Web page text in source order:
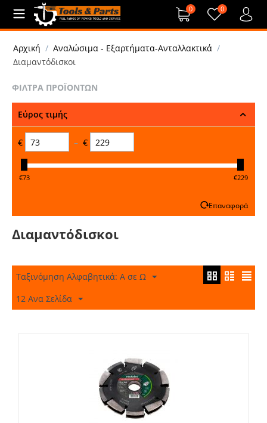
0 0
Αρχική / Αναλώσιμα - Εξαρτήματα-Ανταλλακτικά /
Διαμαντόδισκοι
ΦΊΛΤΡΑ ΠΡΟΪΌΝΤΩΝ
Εύρος τιμής
€ – €
‎€73 ‎€229
Επαναφορά
Διαμαντόδισκοι
Ταξινόμηση Αλφαβητικά: A σε Ω
12 Ανα Σελίδα